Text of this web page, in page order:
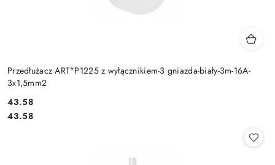
Przedłużacz ART"P1225 z wyłącznikiem-3 gniazda-biały-3m-16A-
3x1,5mm2
Cena:
43.58
Cena:
43.58